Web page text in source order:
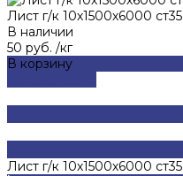
Лист г/к 10х1500х6000 ст35
В наличии
50 руб. /кг
В корзину
Лист г/к 10х1500х6000 ст35